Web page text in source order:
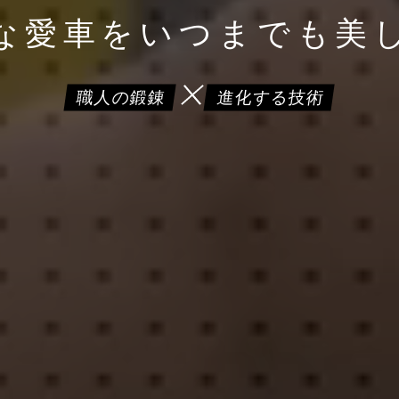
愛車を いつまでも美
職人の鍛錬 進化する技術